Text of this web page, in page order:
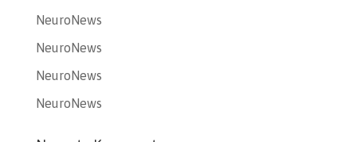
NeuroNews
NeuroNews
NeuroNews
NeuroNews